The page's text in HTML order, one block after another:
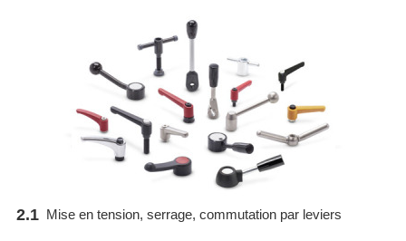
2.1 Mise en tension, serrage, commutation par leviers